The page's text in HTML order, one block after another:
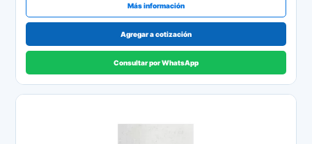
Más información
Agregar a cotización
Consultar por WhatsApp